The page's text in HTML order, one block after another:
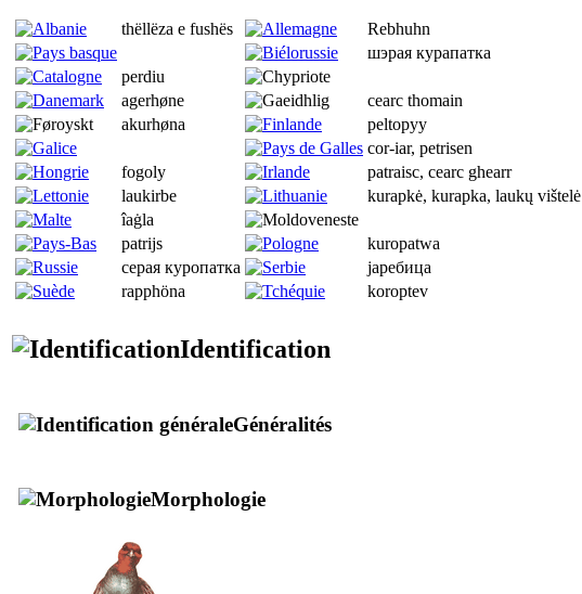
thëllëza e fushës Rebhuhn
шэрая курапатка
perdiu
agerhøne
cearc thomain
akurhøna
peltopyy
cor-iar, petrisen
fogoly
patraisc, cearc ghearr
laukirbe
kurapkė, kurapka, laukų vištelė
îaġla
patrijs
kuropatwa
серая куропатка
jаребица
rapphöna
koroptev
Identification
Généralités
Morphologie